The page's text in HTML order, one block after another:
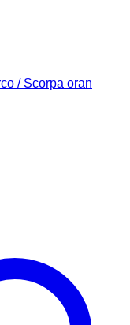
/ Scorpa oran